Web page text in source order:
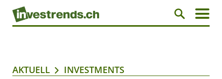
AKTUELL INVESTMENTS